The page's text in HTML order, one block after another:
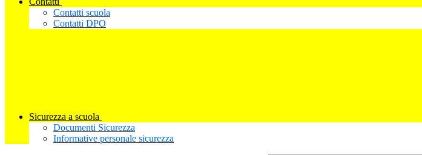
Contatti scuola
Contatti DPO
Sicurezza a scuola
Documenti Sicurezza
Informative personale sicurezza